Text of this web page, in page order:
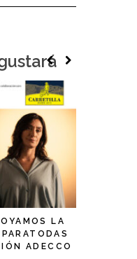
LA
ADECCO